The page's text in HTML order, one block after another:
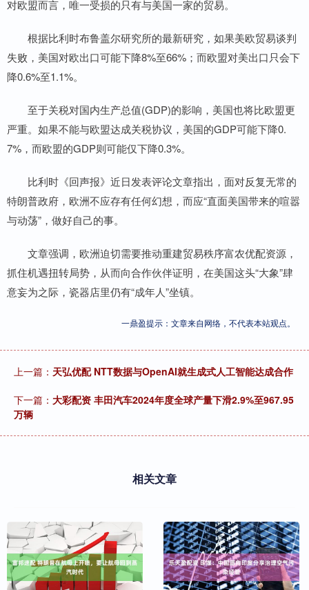
对欧盟而言，唯一受损的只有与美国一家的贸易。
根据比利时布鲁盖尔研究所的最新研究，如果美欧贸易谈判
失败，美国对欧出口可能下降8%至66%；而欧盟对美出口只会下
降0.6%至1.1%。
至于关税对国内生产总值(GDP)的影响，美国也将比欧盟更
严重。如果不能与欧盟达成关税协议，美国的GDP可能下降0.
7%，而欧盟的GDP则可能仅下降0.3%。
比利时《回声报》近日发表评论文章指出，面对反复无常的
特朗普政府，欧洲不应存有任何幻想，而应“直面美国带来的喧嚣
与动荡”，做好自己的事。
文章强调，欧洲迫切需要推动重建贸易秩序富农优配资源，
抓住机遇扭转局势，从而向合作伙伴证明，在美国这头“大象”肆
意妄为之际，瓷器店里仍有“成年人”坐镇。
一鼎盈提示：文章来自网络，不代表本站观点。
上一篇： 天弘优配 NTT数据与OpenAI就生成式人工智能达成合作
下一篇： 大彩配资 丰田汽车2024年度全球产量下滑2.9%至967.95
万辆
相关文章